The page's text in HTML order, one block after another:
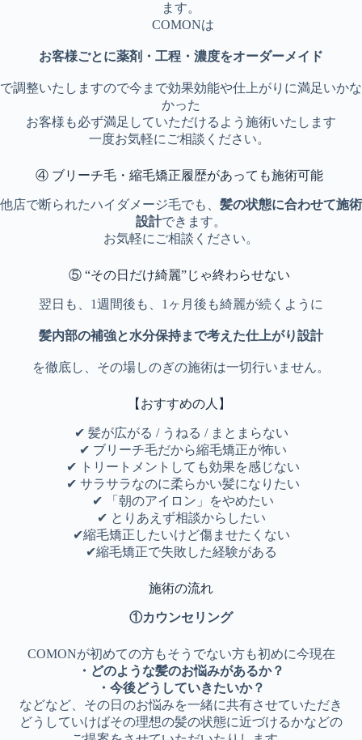
ます。
COMONは
お客様ごとに薬剤・工程・濃度をオーダーメイド
で調整いたしますので今まで効果効能や仕上がりに満足いかな
かった
お客様も必ず満足していただけるよう施術いたします
一度お気軽にご相談ください。
④ ブリーチ毛・縮毛矯正履歴があっても施術可能
他店で断られたハイダメージ毛でも、 髪の状態に合わせて施術
設計できます。
お気軽にご相談ください。
⑤ “その日だけ綺麗”じゃ終わらせない
翌日も、1週間後も、1ヶ月後も綺麗が続くように
髪内部の補強と水分保持まで考えた仕上がり設計
を徹底し、その場しのぎの施術は一切行いません。
【おすすめの人】
✔ 髪が広がる / うねる / まとまらない
✔ ブリーチ毛だから縮毛矯正が怖い
✔ トリートメントしても効果を感じない
✔ サラサラなのに柔らかい髪になりたい
✔ 「朝のアイロン」をやめたい
✔ とりあえず相談からしたい
✔︎縮毛矯正したいけど傷ませたくない
✔︎縮毛矯正で失敗した経験がある
施術の流れ
①カウンセリング
COMONが初めての方もそうでない方も初めに今現在
・どのような髪のお悩みがあるか？
・今後どうしていきたいか？
などなど、その日のお悩みを一緒に共有させていただき
どうしていけばその理想の髪の状態に近づけるかなどの